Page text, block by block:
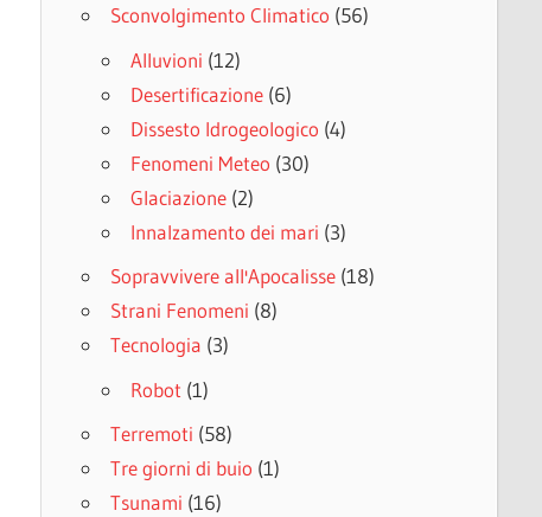
Sconvolgimento Climatico (56)
Alluvioni (12)
Desertificazione(6)
Dissesto Idrogeologico (4)
Fenomeni Meteo (30)
Glaciazione(2)
Innalzamento dei mari (3)
Sopravvivere all'Apocalisse(18)
Strani Fenomeni (8)
Tecnologia (3)
Robot (1)
Terremoti (58)
Tre giorni di buio (1)
Tsunami (16)